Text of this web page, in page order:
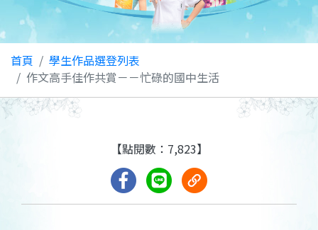
首頁
學生作品選登列表
作文高手佳作共賞－－忙碌的國中生活
【點閱數：7,823】